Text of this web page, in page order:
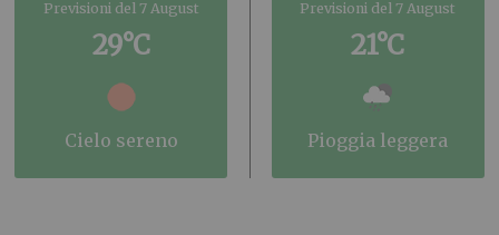
Previsioni del 7 August
29°C
cielo sereno
Previsioni del 7 August
21°C
pioggia leggera